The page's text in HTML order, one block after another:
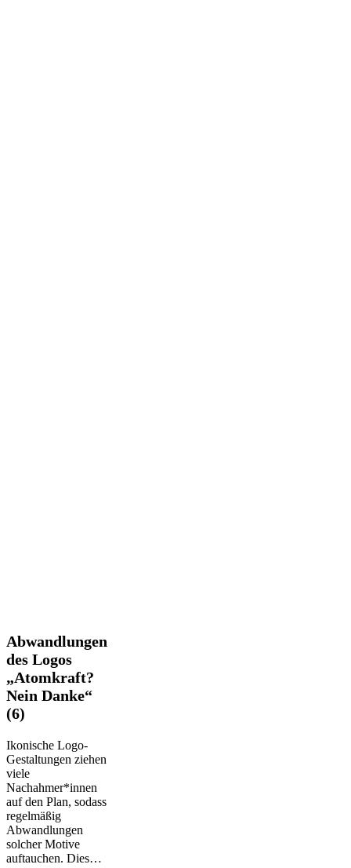
Abwandlungen
des
Logos
„Atomkraft?
Nein
Danke“
(6)
Abwandlungen
des Logos
„Atomkraft?
Nein Danke“
(6)
Ikonische Logo-
Gestaltungen ziehen
viele
Nachahmer*innen
auf den Plan, sodass
regelmäßig
Abwandlungen
solcher Motive
auftauchen. Dies…